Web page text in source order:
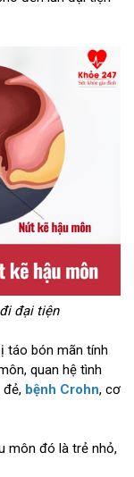
đại tiện
táo bón mãn tính
quan hệ tình
đẻ, bệnh Crohn, cơ
môn đó là trẻ nhỏ,